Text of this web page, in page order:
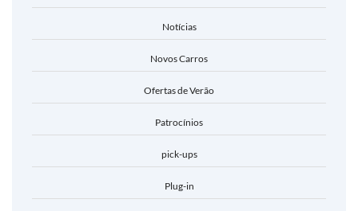
Notícias
Novos Carros
Ofertas de Verão
Patrocínios
pick-ups
Plug-in